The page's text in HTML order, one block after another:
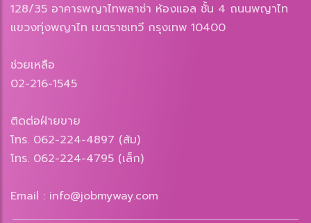
128/35 อาคารพญาไทพลาซ่า ห้องแอล ชั้น 4 ถนนพญาไท
แขวงทุ่งพญาไท เขตราชเทวี กรุงเทพ 10400
ช่วยเหลือ
02-216-1545
ติดต่อฝ่ายขาย
โทร. 062-224-4897 (ส้ม)
โทร. 062-224-4795 (เล็ก)
Email : info@jobmyway.com